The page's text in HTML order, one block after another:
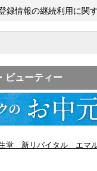
録情報の継続利用に関
ビューティー
堂 新リバイタル エマ